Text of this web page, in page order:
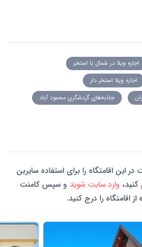
اجاره ویلا در شمال با استخر
اجاره ویلا استخر دار
جاذبه‌های گردشگری محمود آباد
این اقامتگاه را برای استفاده سایرین
کنید، وارد سایت شوید و سپس کامنت
اقامتگاه را درج کنید.